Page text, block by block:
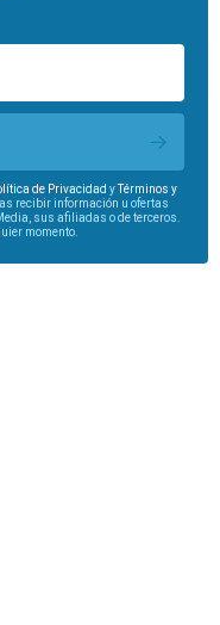
de Privacidad y
Términos y
recibir información u ofertas
sus afiliadas o de terceros.
momento.